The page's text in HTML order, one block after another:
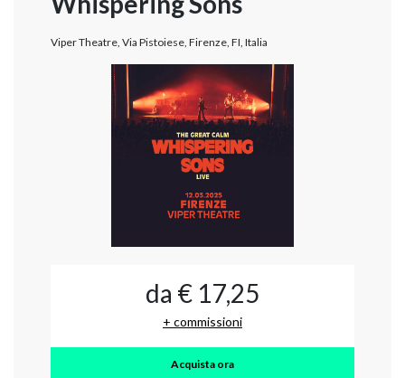
Viper Theatre, Via Pistoiese, Firenze, FI, Italia
da € 17,25
+ commissioni
Acquista ora